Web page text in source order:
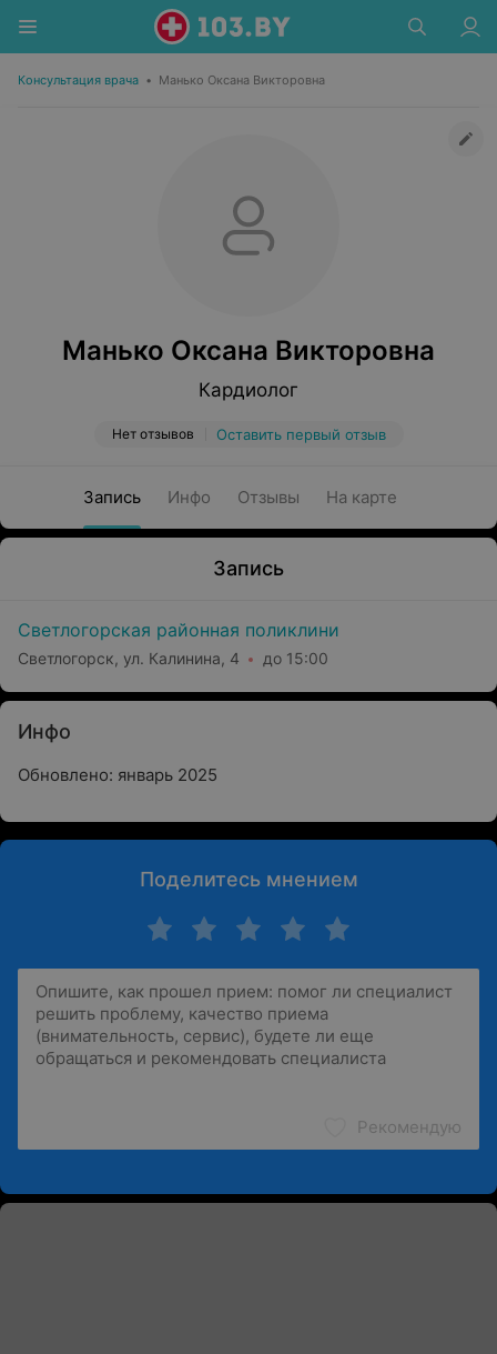
Консультация врача • Манько Оксана Викторовна
Манько Оксана Викторовна
Кардиолог
Нет отзывов Оставить первый отзыв
Запись Инфо Отзывы На карте
Запись
Светлогорская районная поликлини
Светлогорск, ул. Калинина, 4 до 15:00
Инфо
Обновлено: январь 2025
Поделитесь мнением
Рекомендую